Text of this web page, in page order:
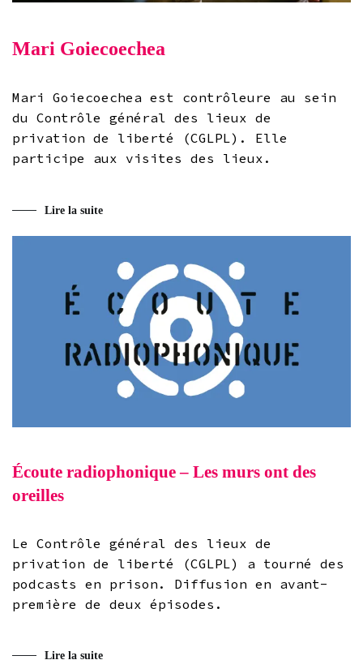
Mari Goiecoechea
Mari Goiecoechea est contrôleure au sein
du Contrôle général des lieux de
privation de liberté (CGLPL). Elle
participe aux visites des lieux.
Lire la suite
Écoute radiophonique – Les murs ont des
oreilles
Le Contrôle général des lieux de
privation de liberté (CGLPL) a tourné des
podcasts en prison. Diffusion en avant-
première de deux épisodes.
Lire la suite